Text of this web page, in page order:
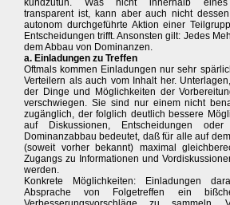
kundzutun. Was nicht innerhalb eines
transparent ist, kann aber auch nicht
autonom durchgeführte Aktion einer
Entscheidungen trifft. Ansonsten gilt: Jedes
dem Abbau von Dominanzen.
a. Einladungen zu Treffen
Oftmals kommen Einladungen nur sehr
Verteilern als auch vom Inhalt her.
der Dinge und Möglichkeiten der
verschwiegen. Sie sind nur einem nicht
zugänglich, der folglich deutlich bessere
auf Diskussionen, Entscheidungen
Dominanzabbau bedeutet, daß für alle auf
(soweit vorher bekannt) maximal
Zugangs zu Informationen und
werden.
Konkrete Möglichkeiten: Einladungen
Absprache von Folgetreffen ein